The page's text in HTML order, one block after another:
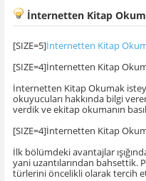
İnternetten Kitap
[SIZE=5]İnternetten Kitap
[SIZE=4]İnternetten Kitap
İnternetten Kitap Okumak
okuyucuları hakkında bilgi
verdik ve ekitap okumanın
[SIZE=4]İnternetten Kitap
İlk bölümdeki avantajlar
yani uzantılarından bahsettik.
türlerini öncelikli olarak tercih